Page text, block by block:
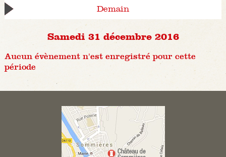
Demain
Samedi 31 décembre 2016
Aucun évènement n'est enregistré pour cette
période